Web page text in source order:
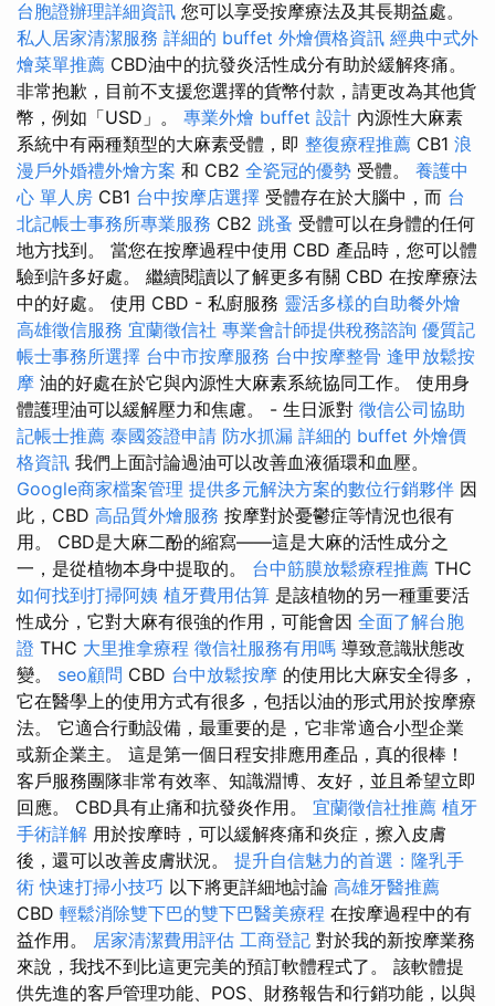
台胞證辦理詳細資訊 您可以享受按摩療法及其長期益處。
私人居家清潔服務 詳細的 buffet 外燴價格資訊 經典中式外
燴菜單推薦 CBD油中的抗發炎活性成分有助於緩解疼痛。
非常抱歉，目前不支援您選擇的貨幣付款，請更改為其他貨
幣，例如「USD」。 專業外燴 buffet 設計 內源性大麻素
系統中有兩種類型的大麻素受體，即 整復療程推薦 CB1 浪
漫戶外婚禮外燴方案 和 CB2 全瓷冠的優勢 受體。 養護中
心 單人房 CB1 台中按摩店選擇 受體存在於大腦中，而 台
北記帳士事務所專業服務 CB2 跳蚤 受體可以在身體的任何
地方找到。 當您在按摩過程中使用 CBD 產品時，您可以體
驗到許多好處。 繼續閱讀以了解更多有關 CBD 在按摩療法
中的好處。 使用 CBD - 私廚服務 靈活多樣的自助餐外燴
高雄徵信服務 宜蘭徵信社 專業會計師提供稅務諮詢 優質記
帳士事務所選擇 台中市按摩服務 台中按摩整骨 逢甲放鬆按
摩 油的好處在於它與內源性大麻素系統協同工作。 使用身
體護理油可以緩解壓力和焦慮。 - 生日派對 徵信公司協助
記帳士推薦 泰國簽證申請 防水抓漏 詳細的 buffet 外燴價
格資訊 我們上面討論過油可以改善血液循環和血壓。
Google商家檔案管理 提供多元解決方案的數位行銷夥伴 因
此，CBD 高品質外燴服務 按摩對於憂鬱症等情況也很有
用。 CBD是大麻二酚的縮寫——這是大麻的活性成分之
一，是從植物本身中提取的。 台中筋膜放鬆療程推薦 THC
如何找到打掃阿姨 植牙費用估算 是該植物的另一種重要活
性成分，它對大麻有很強的作用，可能會因 全面了解台胞
證 THC 大里推拿療程 徵信社服務有用嗎 導致意識狀態改
變。 seo顧問 CBD 台中放鬆按摩 的使用比大麻安全得多，
它在醫學上的使用方式有很多，包括以油的形式用於按摩療
法。 它適合行動設備，最重要的是，它非常適合小型企業
或新企業主。 這是第一個日程安排應用產品，真的很棒！
客戶服務團隊非常有效率、知識淵博、友好，並且希望立即
回應。 CBD具有止痛和抗發炎作用。 宜蘭徵信社推薦 植牙
手術詳解 用於按摩時，可以緩解疼痛和炎症，擦入皮膚
後，還可以改善皮膚狀況。 提升自信魅力的首選：隆乳手
術 快速打掃小技巧 以下將更詳細地討論 高雄牙醫推薦
CBD 輕鬆消除雙下巴的雙下巴醫美療程 在按摩過程中的有
益作用。 居家清潔費用評估 工商登記 對於我的新按摩業務
來說，我找不到比這更完美的預訂軟體程式了。 該軟體提
供先進的客戶管理功能、POS、財務報告和行銷功能，以與